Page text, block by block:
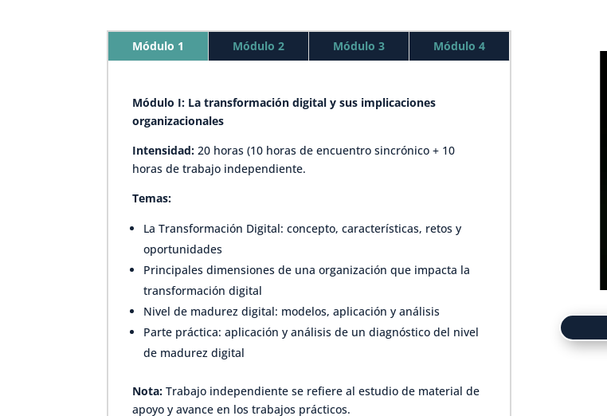
Módulo 1 Módulo 2 Módulo 3 Módulo 4
Módulo I: La transformación digital y sus implicaciones
organizacionales
Intensidad: 20 horas (10 horas de encuentro sincrónico + 10
horas de trabajo independiente.
Temas:
La Transformación Digital: concepto, características, retos y
oportunidades
Principales dimensiones de una organización que impacta la
transformación digital
Nivel de madurez digital: modelos, aplicación y análisis
Parte práctica: aplicación y análisis de un diagnóstico del nivel
de madurez digital
Nota: Trabajo independiente se refiere al estudio de material de
apoyo y avance en los trabajos prácticos.